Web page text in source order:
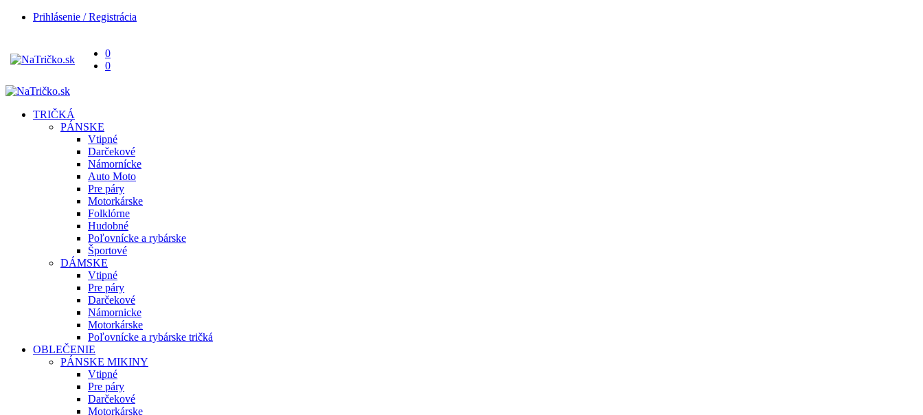
Prihlásenie / Registrácia
0
0
TRIČKÁ
PÁNSKE
Vtipné
Darčekové
Námornícke
Auto Moto
Pre páry
Motorkárske
Folklórne
Hudobné
Poľovnícke a rybárske
Športové
DÁMSKE
Vtipné
Pre páry
Darčekové
Námornicke
Motorkárske
Poľovnícke a rybárske tričká
OBLEČENIE
PÁNSKE MIKINY
Vtipné
Pre páry
Darčekové
Motorkárske